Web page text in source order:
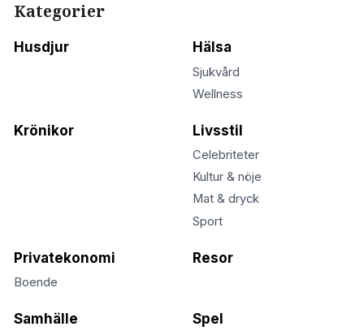
Kategorier
Husdjur Hälsa
Sjukvård
Wellness
Krönikor Livsstil
Celebriteter
Kultur & nöje
Mat & dryck
Sport
Privatekonomi
Boende
Resor
Samhälle Spel